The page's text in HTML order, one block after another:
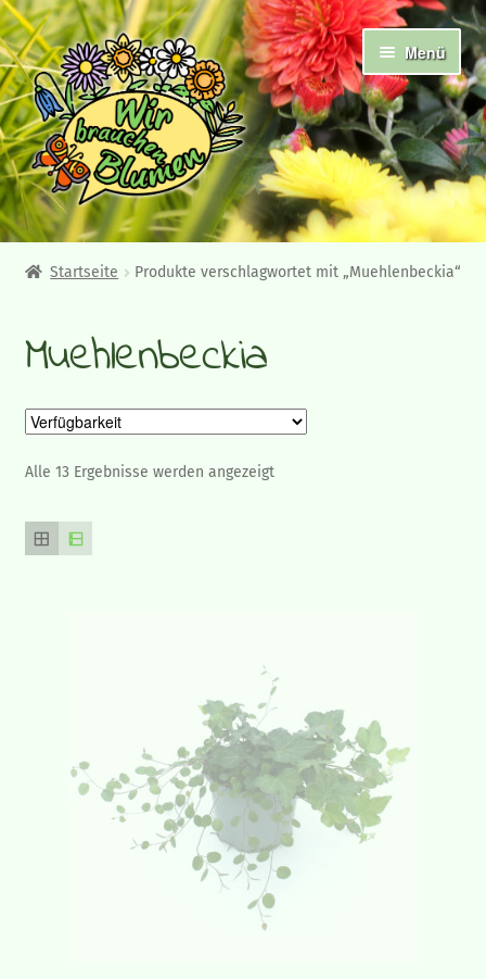
Zur
Navigation
springen
Zum
Inhalt
springen
Menü
Abholshop
Ampelpflanzen
Frühjahrsblüher
Beet- und Balkonpflanzen
Gemüsepflanzen
Strukturpflanzen und Bodendecker
Herbstpflanzen und Stauden
Zimmerpflanzen
Startseite Produkte verschlagwortet mit „Muehlenbeckia“
Muehlenbeckia
Alle 13 Ergebnisse werden angezeigt